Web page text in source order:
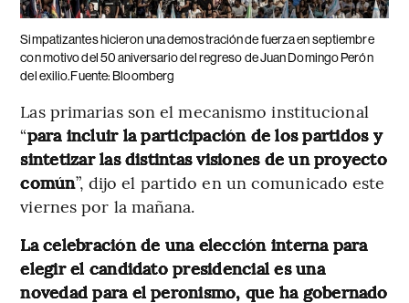
Simpatizantes hicieron una demostración de fuerza en septiembre
con motivo del 50 aniversario del regreso de Juan Domingo Perón
del exilio.Fuente: Bloomberg
Las primarias son el mecanismo institucional
“para incluir la participación de los partidos y
sintetizar las distintas visiones de un proyecto
común”, dijo el partido en un comunicado este
viernes por la mañana.
La celebración de una elección interna para
elegir el candidato presidencial es una
novedad para el peronismo, que ha gobernado